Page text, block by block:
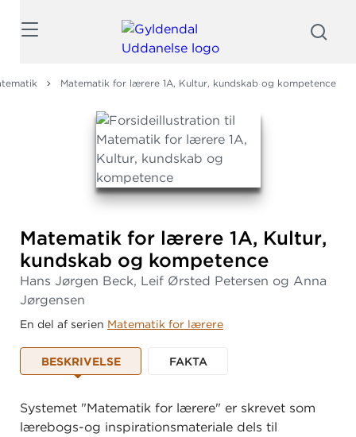
Matematik for lærere 1A, Kultur, kundskab og kompetence
Matematik for lærere 1A, Kultur,
kundskab og kompetence
Hans Jørgen Beck, Leif Ørsted Petersen og Anna
Jørgensen
En del af serien Matematik for lærere
BESKRIVELSE FAKTA
Systemet "Matematik for lærere" er skrevet som
lærebogs-og inspirationsmateriale dels til